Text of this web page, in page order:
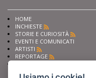
HOME
INCHIESTE
STORIE E CURIOSITÀ
EVENTI E COMUNICATI
ARTISTI
REPORTAGE